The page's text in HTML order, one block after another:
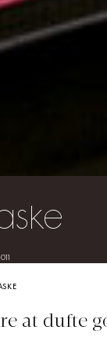
at dufte